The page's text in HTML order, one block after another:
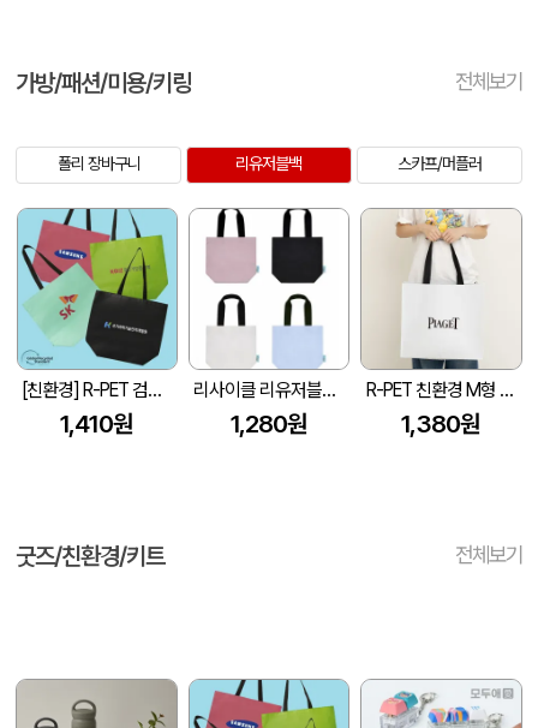
가방/패션/미용/키링 전체보기
폴리 장바구니 리유저블백 스카프/머플러
[친환경] R-PET 검정내피 리유저블백 (4색/중형/170g)(450x150x400mm)
1,410원
리사이클 리유저블백 4컬러 GRS인증 40*35*15
1,280원
R-PET 친환경 M형 리유저블백 (450x150x400mm)
1,380원
굿즈/친환경/키트 전체보기